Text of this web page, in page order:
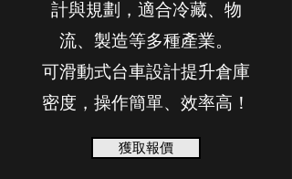
計與規劃，適合冷藏、物
流、製造等多種產業。
可滑動式台車設計提升倉庫
密度，操作簡單、效率高！
獲取報價